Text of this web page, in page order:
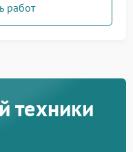
работ
техники